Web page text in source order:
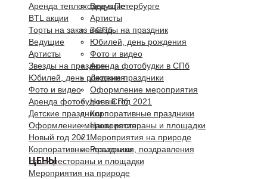
Ведущие
Артисты
Звезды на праздник
Юбилей, день рождения
Фото и видео
Аренда фотобудки в СПб
Детские праздники
Оформление мероприятия
Новый год 2021
Корпоративные праздники
Наши рестораны и площадки
Мероприятия на природе
Розыгрыши, поздравления
ЦЕНЫ
Аренда теплоходов в Петербурге
BTL акции
Торты на заказ в СПб
Ведущие
Артисты
Звезды на праздник
Юбилей, день рождения
Фото и видео
Аренда фотобудки в СПб
Детские праздники
Оформление мероприятия
Новый год 2021
Корпоративные праздники
Наши рестораны и площадки
Мероприятия на природе